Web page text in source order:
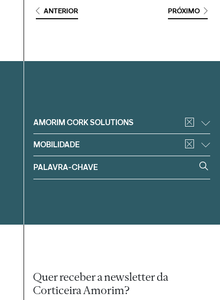
ANTERIOR PRÓXIMO
Filtrar
AMORIM CORK SOLUTIONS
MOBILIDADE
Quer receber a newsletter da
Corticeira Amorim?